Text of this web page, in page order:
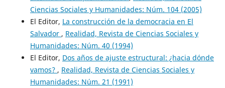
Ciencias Sociales y Humanidades: Núm. 104 (2005)
El Editor, La construcción de la democracia en El
Salvador , Realidad, Revista de Ciencias Sociales y
Humanidades: Núm. 40 (1994)
El Editor, Dos años de ajuste estructural: ¿hacia dónde
vamos? , Realidad, Revista de Ciencias Sociales y
Humanidades: Núm. 21 (1991)